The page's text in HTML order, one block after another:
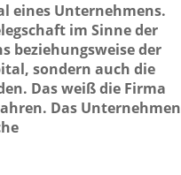
eines Unternehmens.
im Sinne der
beziehungsweise der
sondern auch die
Das weiß die Firma
Das Unternehmen